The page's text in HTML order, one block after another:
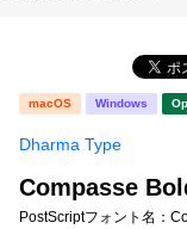
新着一覧
タイプフェイス
明朝体
宋朝体
macOS Windows
Dharma Type
Compasse
PostScriptフォント名：